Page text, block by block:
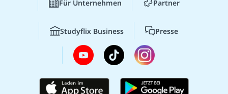
Für Unternehmen Partner
Studyflix Business Presse